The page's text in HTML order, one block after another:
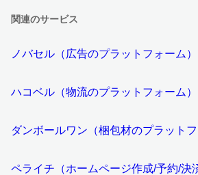
関連のサービス
ノバセル（広告のプラットフォーム）
ハコベル（物流のプラットフォーム）
ダンボールワン（梱包材のプラットフ
ペライチ（ホームページ作成/予約/決